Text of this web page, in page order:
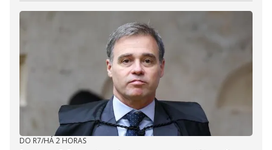
DO R7/HÁ 2 HORAS